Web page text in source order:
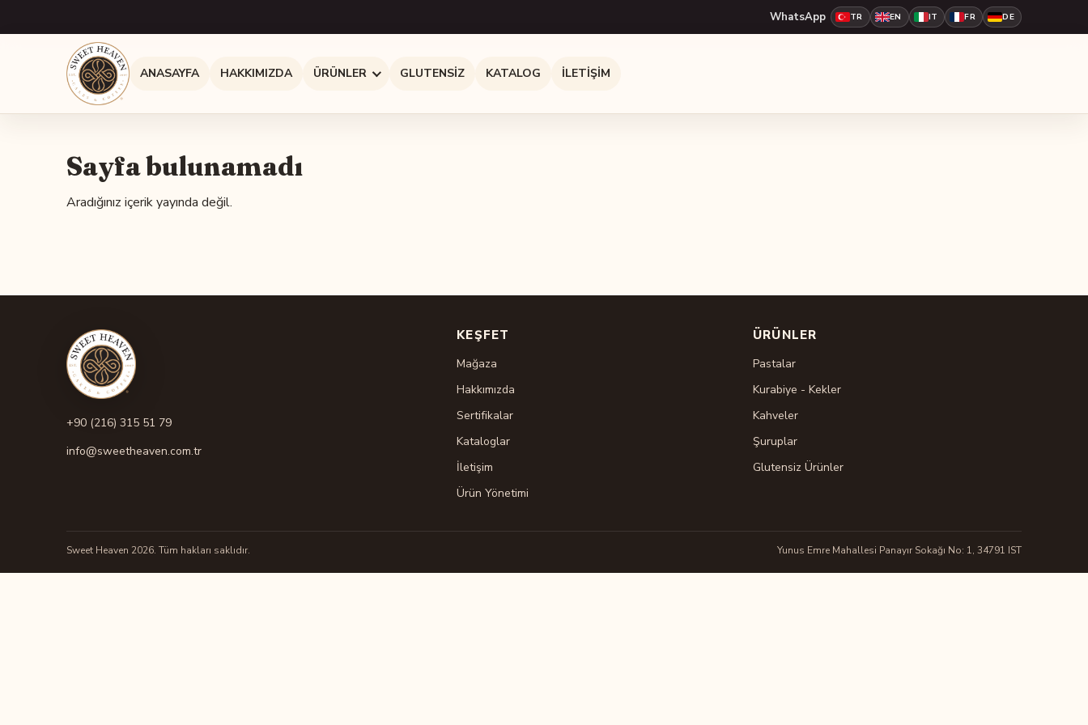
WhatsApp TR EN IT FR DE
ANASAYFA HAKKIMIZDA ÜRÜNLER GLUTENSIZ KATALOG İLETIŞIM
Sayfa bulunamadı
Aradığınız içerik yayında değil.
+90 (216) 315 51 79
info@sweetheaven.com.tr
KEŞFET
Mağaza
Hakkımızda
Sertifikalar
Kataloglar
İletişim
Ürün Yönetimi
ÜRÜNLER
Pastalar
Kurabiye - Kekler
Kahveler
Şuruplar
Glutensiz Ürünler
Sweet Heaven 2026. Tüm hakları saklıdır. Yunus Emre Mahallesi Panayır Sokağı No: 1, 34791 IST